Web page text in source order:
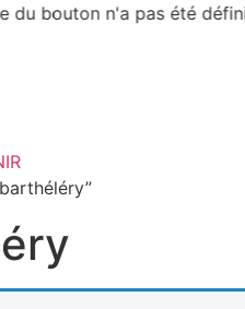
bouton n'a pas été